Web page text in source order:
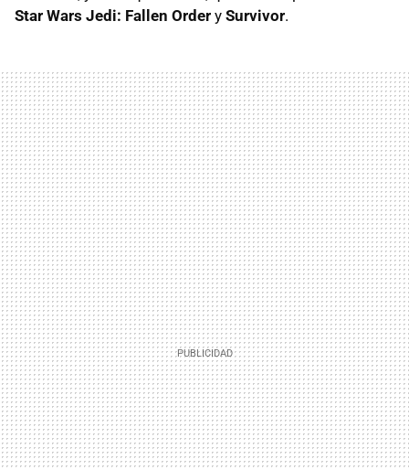
Star Wars Jedi: Fallen Order y Survivor.